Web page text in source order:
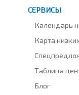
СЕРВИСЫ
Календарь
Карта
Таблица цен
Блог